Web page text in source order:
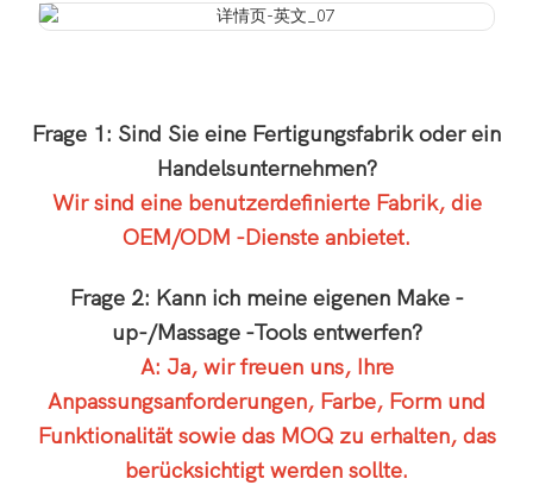
Frage 1: Sind Sie eine Fertigungsfabrik oder ein
Handelsunternehmen?
Wir sind eine benutzerdefinierte Fabrik, die
OEM/ODM -Dienste anbietet.
Frage 2: Kann ich meine eigenen Make -
up-/Massage -Tools entwerfen?
A: Ja, wir freuen uns, Ihre
Anpassungsanforderungen, Farbe, Form und
Funktionalität sowie das MOQ zu erhalten, das
berücksichtigt werden sollte.